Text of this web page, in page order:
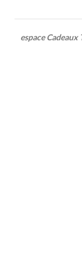
espace Cadeaux